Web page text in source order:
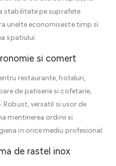
stabilitate pe suprafete
unelte economiseste timp si
spatiului.
si comert
restaurante, hoteluri,
de patiserie si cofetarie,
versatil si usor de
mentinerea ordinii si
in orice mediu profesional.
de rastel inox